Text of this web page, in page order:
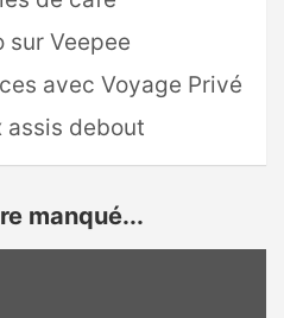
sur Veepee
avec Voyage Privé
assis debout
manqué...